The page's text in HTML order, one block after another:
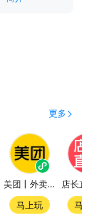
更多
美团丨外卖团购特价美食酒店电影
马上玩